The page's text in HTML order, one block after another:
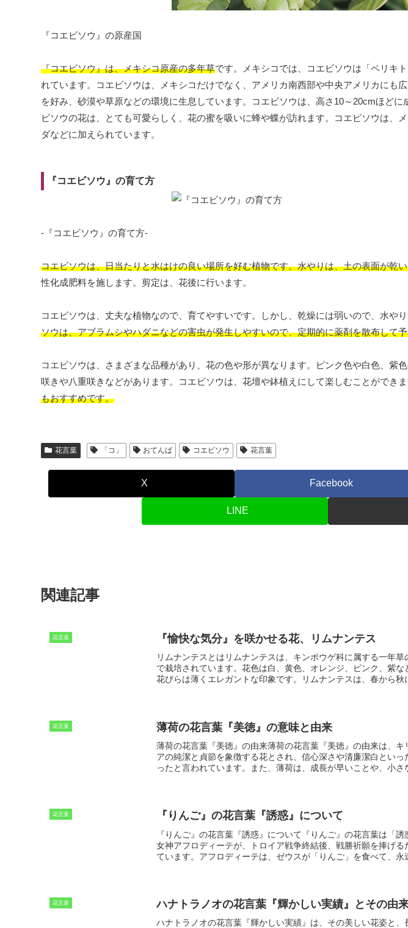
『コエビソウ』の原産国
『コエビソウ』は、メキシコ原産の多年草です。メキシコでは、コエビソウは「ペリキ
れています。コエビソウは、メキシコだけでなく、アメリカ南西部や中央アメリカにも
を好み、砂漠や草原などの環境に生息しています。コエビソウは、高さ10～20cmほど
ビソウの花は、とても可愛らしく、花の蜜を吸いに蜂や蝶が訪れます。コエビソウは、
ダなどに加えられています。
『コエビソウ』の育て方
-『コエビソウ』の育て方-
コエビソウは、日当たりと水はけの良い場所を好む植物です。水やりは、土の表面が乾
性化成肥料を施します。剪定は、花後に行います。
コエビソウは、丈夫な植物なので、育てやすいです。しかし、乾燥には弱いので、水や
ソウは、アブラムシやハダニなどの害虫が発生しやすいので、定期的に薬剤を散布して
コエビソウは、さまざまな品種があり、花の色や形が異なります。ピンク色や白色、紫
咲きや八重咲きなどがあります。コエビソウは、花壇や鉢植えにして楽しむことができま
もおすすめです。
花言葉 「コ」 おてんば コエビソウ 花言葉
X Facebook
LINE
関連記事
花言葉 『愉快な気分』を咲かせる花、リムナンテス
リムナンテスとは リムナンテスは、キンポウゲ科に属する一年
で栽培されています。花色は白、黄色、オレンジ、ピンク、紫
花びらは薄くエレガントな印象です。リムナンテスは、春から
形が美しいことから、切花としても人気があります。
花言葉 薄荷の花言葉『美徳』の意味と由来
薄荷の花言葉『美徳』の由来薄荷の花言葉『美徳』の由来は、
アの純潔と貞節を象徴する花とされ、信心深さや清廉潔白とい
ったと言われています。また、薄荷は、成長が早いことや、小
荷は、魔除けの力があると信じられていたため、人々は薄荷を
ていました。
花言葉 『りんご』の花言葉『誘惑』について
『りんご』の花言葉『誘惑』について 『りんご』の花言葉は「
女神アフロディーテが、トロイア戦争終結後、戦勝祈願を捧げる
ています。アフロディーテは、ゼウスが「りんご」を食べて、永
花言葉 ハナトラノオの花言葉『輝かしい実績』とその由
ハナトラノオの花言葉『輝かしい実績』 は、その美しい花姿と